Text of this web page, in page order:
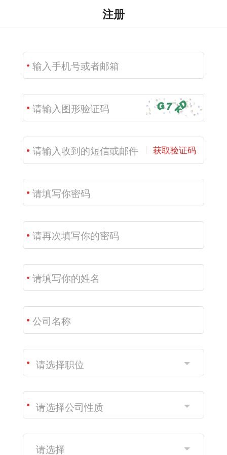
注册
获取验证码